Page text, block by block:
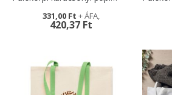
420,37 Ft
331,00 Ft